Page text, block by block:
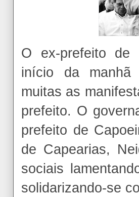
O ex-prefeito de
início da manhã
muitas as
prefeito. O
prefeito de
de Capearias,
sociais
solidarizando-se